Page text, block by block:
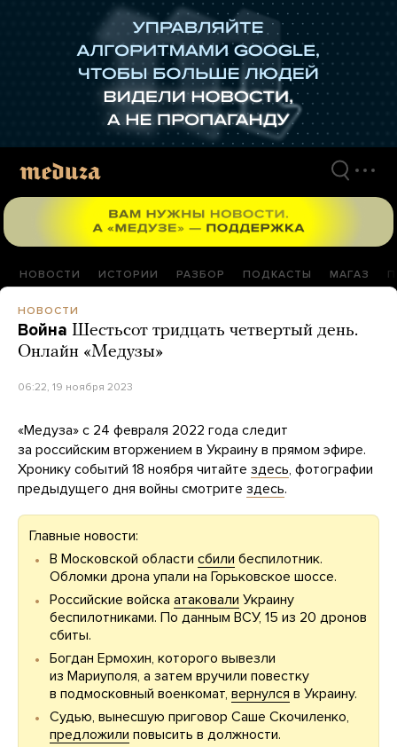
НОВОСТИ ИСТОРИИ РАЗБОР ПОДКАСТЫ МАГАЗ
НОВОСТИ
Война Шестьсот тридцать четвертый день.
Онлайн «Медузы»
06:22, 19 ноября 2023
«Медуза» с 24 февраля 2022 года следит
за российским вторжением в Украину в прямом эфире.
Хронику событий 18 ноября читайте здесь, фотографии
предыдущего дня войны смотрите здесь.
Главные новости:
В Московской области сбили беспилотник.
Обломки дрона упали на Горьковское шоссе.
Российские войска атаковали Украину
беспилотниками. По данным ВСУ, 15 из 20 дронов
сбиты.
Богдан Ермохин, которого вывезли
из Мариуполя, а затем вручили повестку
в подмосковный военкомат, вернулся в Украину.
Судью, вынесшую приговор Саше Скочиленко,
предложили повысить в должности.